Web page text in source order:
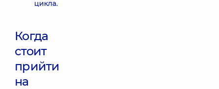
цикла.
Когда
стоит
прийти
на